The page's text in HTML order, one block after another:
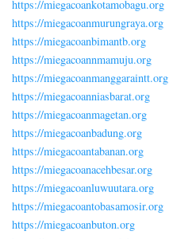
https://miegacoankotamobagu.org
https://miegacoanmurungraya.org
https://miegacoanbimantb.org
https://miegacoannmamuju.org
https://miegacoanmanggaraintt.org
https://miegacoanniasbarat.org
https://miegacoanmagetan.org
https://miegacoanbadung.org
https://miegacoantabanan.org
https://miegacoanacehbesar.org
https://miegacoanluwuutara.org
https://miegacoantobasamosir.org
https://miegacoanbuton.org